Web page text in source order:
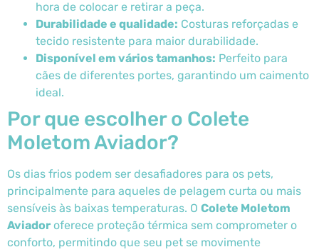
hora de colocar e retirar a peça.
Durabilidade e qualidade: Costuras reforçadas e
tecido resistente para maior durabilidade.
Disponível em vários tamanhos: Perfeito para
cães de diferentes portes, garantindo um caimento
ideal.
Por que escolher o Colete
Moletom Aviador?
Os dias frios podem ser desafiadores para os pets,
principalmente para aqueles de pelagem curta ou mais
sensíveis às baixas temperaturas. O Colete Moletom
Aviador oferece proteção térmica sem comprometer o
conforto, permitindo que seu pet se movimente